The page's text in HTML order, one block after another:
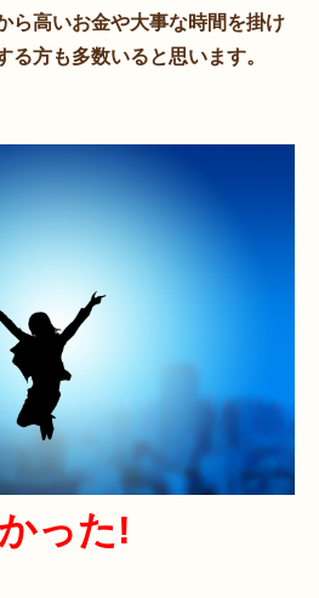
ら高いお金や大事な時間を掛け
る方も多数いると思います。
った!